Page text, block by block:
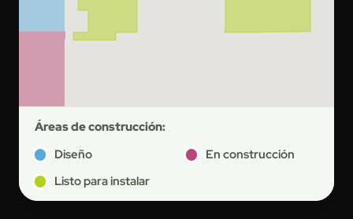
Áreas de construcción:
Diseño
En construcción
Listo para instalar